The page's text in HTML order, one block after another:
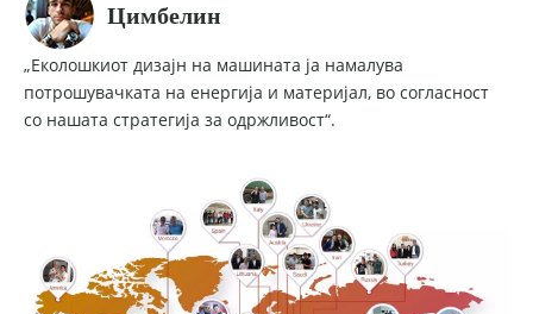
Цимбелин
„Еколошкиот дизајн на машината ја намалува
потрошувачката на енергија и материјал, во согласност
со нашата стратегија за одржливост“.